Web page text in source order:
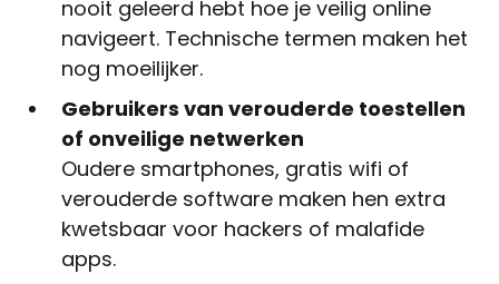
nooit geleerd hebt hoe je veilig online
navigeert. Technische termen maken het
nog moeilijker.
Gebruikers van verouderde toestellen
of onveilige netwerken
Oudere smartphones, gratis wifi of
verouderde software maken hen extra
kwetsbaar voor hackers of malafide
apps.